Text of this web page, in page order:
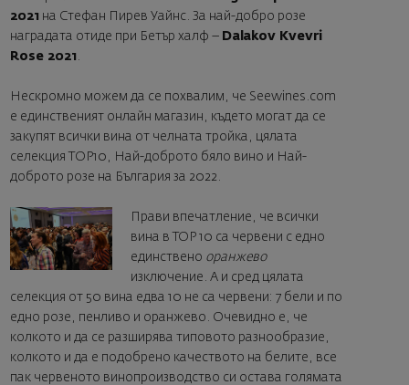
2021 на Стефан Пирев Уайнс. За най-добро розе
наградата отиде при Бетър халф – Dalakov Kvevri
Rose 2021 .
Нескромно можем да се похвалим, че Seewines.com
е единственият онлайн магазин, където могат да се
закупят всички вина от челната тройка, цялата
селекция ТОP10, Най-доброто бяло вино и Най-
доброто розе на България за 2022.
Прави впечатление, че всички
вина в TOP 10 са червени с едно
единствено оранжево
изключение. А и сред цялата
селекция от 50 вина едва 10 не са червени: 7 бели и по
едно розе, пенливо и оранжево. Очевидно е, че
колкото и да се разширява типовото разнообразие,
колкото и да е подобрено качеството на белите, все
пак червеното винопроизводство си остава голямата